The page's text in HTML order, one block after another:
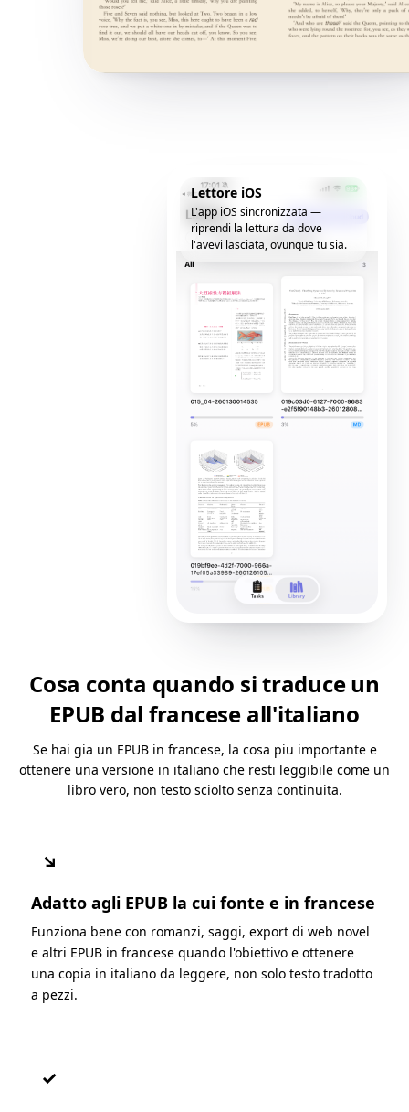
Lettore iOS
L'app iOS sincronizzata —
riprendi la lettura da dove
l'avevi lasciata, ovunque tu sia.
Cosa conta quando si traduce un
EPUB dal francese all'italiano
Se hai gia un EPUB in francese, la cosa piu importante e
ottenere una versione in italiano che resti leggibile come un
libro vero, non testo sciolto senza continuita.
↘
Adatto agli EPUB la cui fonte e in francese
Funziona bene con romanzi, saggi, export di web novel
e altri EPUB in francese quando l'obiettivo e ottenere
una copia in italiano da leggere, non solo testo tradotto
a pezzi.
✓